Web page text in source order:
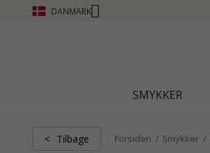
DANMARK
SMYKKER
< Tilbage Forsiden Smykker